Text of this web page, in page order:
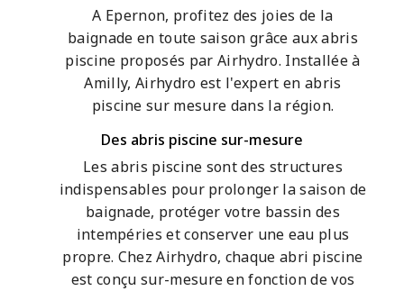
A Epernon, profitez des joies de la
baignade en toute saison grâce aux abris
piscine proposés par Airhydro. Installée à
Amilly, Airhydro est l'expert en abris
piscine sur mesure dans la région.
Des abris piscine sur-mesure
Les abris piscine sont des structures
indispensables pour prolonger la saison de
baignade, protéger votre bassin des
intempéries et conserver une eau plus
propre. Chez Airhydro, chaque abri piscine
est conçu sur-mesure en fonction de vos